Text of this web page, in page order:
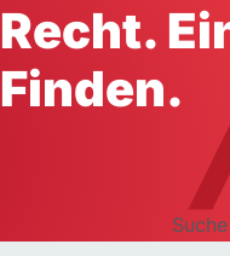
Recht.
Finden.